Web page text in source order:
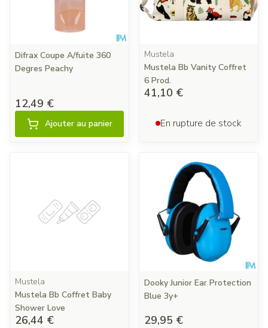
Difrax Coupe A/fuite 360
Degres Peachy
12,49 €
Ajouter au panier
Mustela
Mustela Bb Vanity Coffret
6 Prod.
41,10 €
En rupture de stock
Mustela
Mustela Bb Coffret Baby
Shower Love
26,44 €
Dooky Junior Ear Protection
Blue 3y+
29,95 €